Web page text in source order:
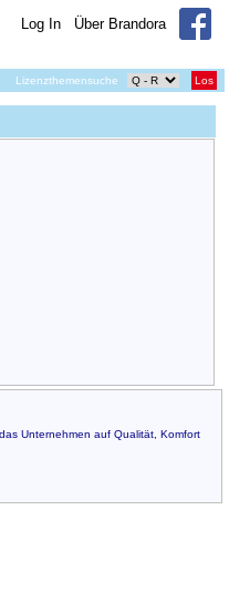
Log In Über Brandora
Lizenzthemensuche Los
Unternehmen auf Qualität, Komfort